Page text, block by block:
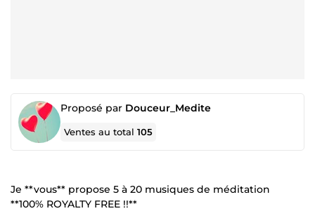
Proposé par Douceur_Medite
Ventes au total105
Je **vous** propose 5 à 20 musiques de méditation
**100% ROYALTY FREE !!**